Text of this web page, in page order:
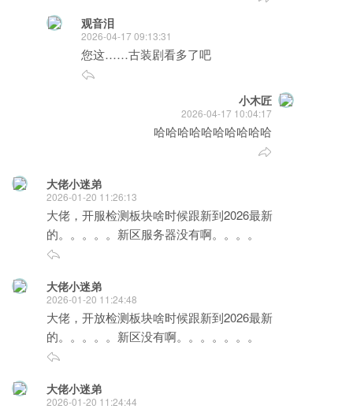
观音泪
2026-04-17 09:13:31
您这……古装剧看多了吧
小木匠
2026-04-17 10:04:17
哈哈哈哈哈哈哈哈哈哈
大佬小迷弟
2026-01-20 11:26:13
大佬，开服检测板块啥时候跟新到2026最新
的。。。。。新区服务器没有啊。。。。
大佬小迷弟
2026-01-20 11:24:48
大佬，开放检测板块啥时候跟新到2026最新
的。。。。。新区没有啊。。。。。。。
大佬小迷弟
2026-01-20 11:24:44